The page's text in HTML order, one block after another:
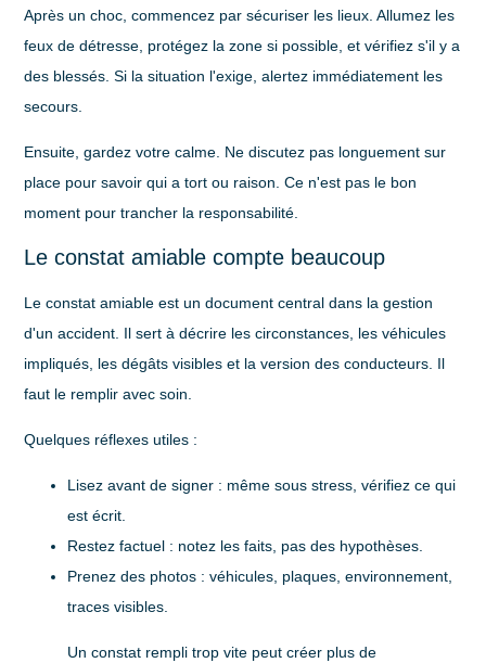
Après un choc, commencez par sécuriser les lieux. Allumez les
feux de détresse, protégez la zone si possible, et vérifiez s'il y a
des blessés. Si la situation l'exige, alertez immédiatement les
secours.
Ensuite, gardez votre calme. Ne discutez pas longuement sur
place pour savoir qui a tort ou raison. Ce n'est pas le bon
moment pour trancher la responsabilité.
Le constat amiable compte beaucoup
Le constat amiable est un document central dans la gestion
d'un accident. Il sert à décrire les circonstances, les véhicules
impliqués, les dégâts visibles et la version des conducteurs. Il
faut le remplir avec soin.
Quelques réflexes utiles :
Lisez avant de signer : même sous stress, vérifiez ce qui
est écrit.
Restez factuel : notez les faits, pas des hypothèses.
Prenez des photos : véhicules, plaques, environnement,
traces visibles.
Un constat rempli trop vite peut créer plus de